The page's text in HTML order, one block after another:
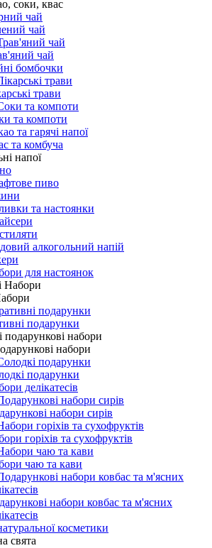
соки, квас
чай
чай
чай
бомбочки
трави
та компоти
та гарячі напої
та комбуча
напої
пиво
та настоянки
алкогольний напій
для настоянок
подарунки
набори
подарунки
делікатесів
набори сирів
горіхів та сухофруктів
чаю та кави
набори ковбас та м'ясних
косметики
свята